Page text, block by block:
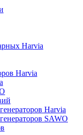
Harvia
Harvia
Harvia
SAWO